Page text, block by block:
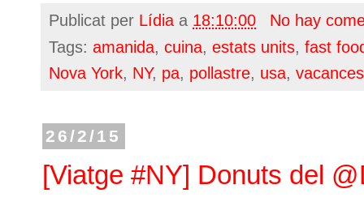
Publicat per Lídia a 18:10:00
No hay
Tags: amanida, cuina, estats units, fast
Nova York, NY, pa, pollastre, usa, vacances
26/2/15
[Viatge #NY] Donuts del